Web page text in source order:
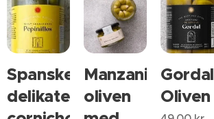
Spanske
delikatesse
Manzanilla
oliven
Gordal
Oliven